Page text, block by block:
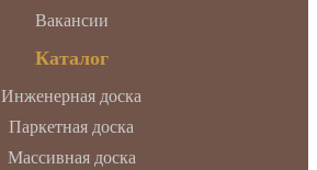
Вакансии
Каталог
Инженерная доска
Паркетная доска
Массивная доска